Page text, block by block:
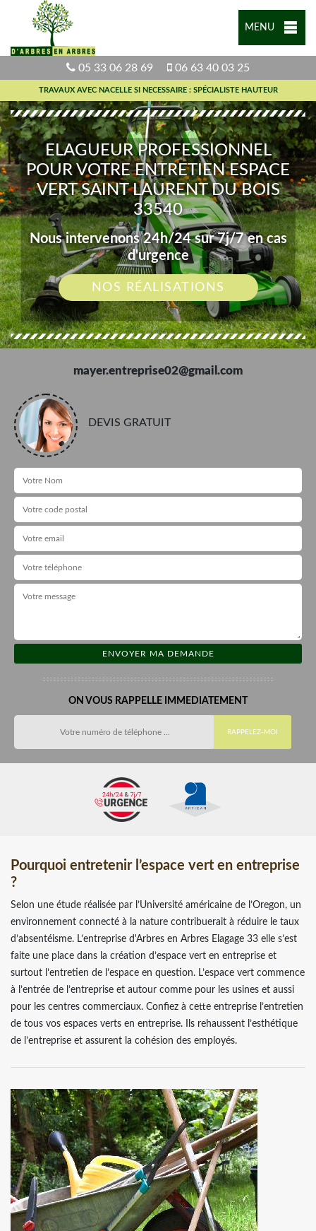
MENU
05 33 06 28 69 06 63 40 03 25
TRAVAUX AVEC NACELLE SI NECESSAIRE : SPÉCIALISTE HAUTEUR
ELAGUEUR PROFESSIONNEL
POUR VOTRE ENTRETIEN ESPACE
VERT SAINT LAURENT DU BOIS
33540
Nous intervenons 24h/24 sur 7j/7 en cas
d'urgence
NOS RÉALISATIONS
mayer.entreprise02@gmail.com
DEVIS GRATUIT
ON VOUS RAPPELLE IMMEDIATEMENT
Pourquoi entretenir l’espace vert en entreprise
?
Selon une étude réalisée par l’Université américaine de l’Oregon, un
environnement connecté à la nature contribuerait à réduire le taux
d’absentéisme. L’entreprise d'Arbres en Arbres Elagage 33 elle s’est
faite une place dans la création d’espace vert en entreprise et
surtout l’entretien de l’espace en question. L’espace vert commence
à l’entrée de l’entreprise et autour comme pour les usines et aussi
pour les centres commerciaux. Confiez à cette entreprise l’entretien
de tous vos espaces verts en entreprise. Ils rehaussent l’esthétique
de l’entreprise et assurent la cohésion des employés.